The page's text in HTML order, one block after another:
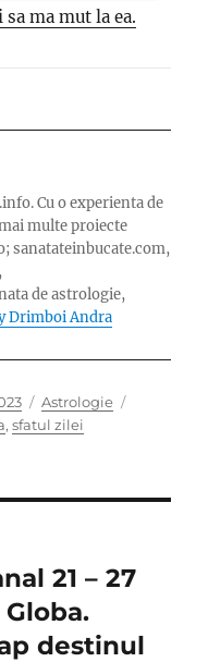
ma mut la ea.
Cu o experienta de
multe proiecte
sanatateinbucate.com,
de astrologie,
Drimboi Andra
Categories
Astrologie
, sfatul zilei
21 – 27
destinul